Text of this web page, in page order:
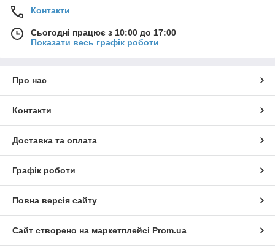
Контакти
Сьогодні працює з 10:00 до 17:00
Показати весь графік роботи
Про нас
Контакти
Доставка та оплата
Графік роботи
Повна версія сайту
Сайт створено на маркетплейсі Prom.ua